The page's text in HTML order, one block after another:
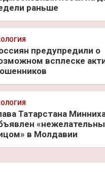
раньше
предупредили о
всплеске
Татарстана
в Молдавии